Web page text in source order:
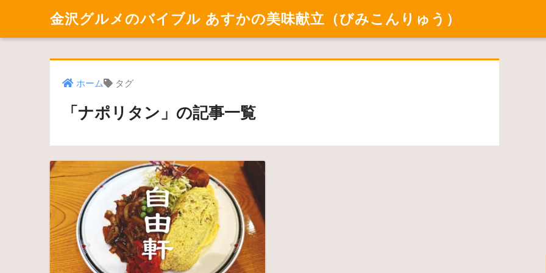
金沢グルメのバイブル あすかの美味献立（びみこんりゅう）
ホーム タグ
「ナポリタン」の記事一覧